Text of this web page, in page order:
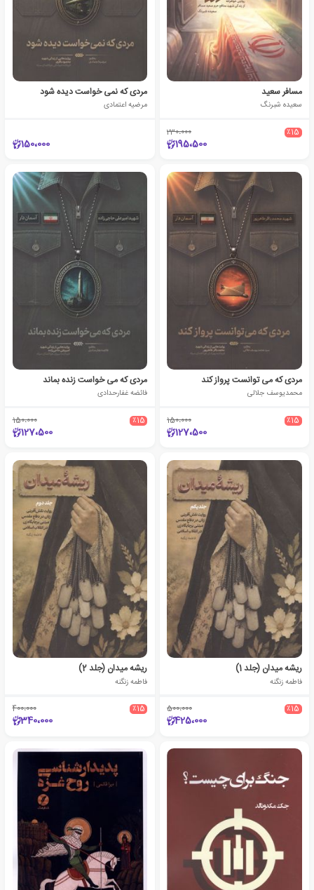
مسافر سعید
سعیده شبرنگ
٪15 230،000
195،500
مردی که نمی خواست دیده شود
مرضیه اعتمادی
150،000
مردی که می توانست پرواز کند
محمدیوسف جلالی
٪15 150،000
127،500
مردی که می خواست زنده بماند
فائضه غفارحدادی
٪15 150،000
127،500
ریشه میدان (جلد 1)
فاطمه زنگنه
٪15 500،000
425،000
ریشه میدان (جلد 2)
فاطمه زنگنه
٪15 400،000
340،000